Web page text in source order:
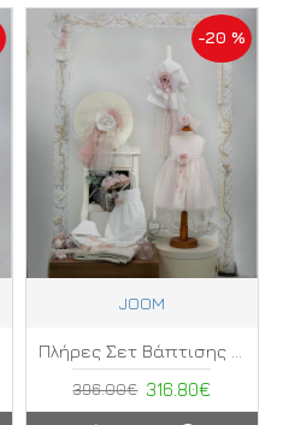
-20 %
JOOM
316.80€
396.00€